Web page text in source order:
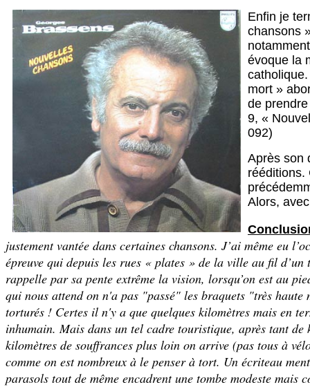
Enfin je
chansons
évoque la
mort »
de
9, «
092)
Après son
rééditions.
Alors,
justement vantée dans certaines chansons. J’ai même eu
épreuve qui depuis les rues « plates » de la ville au fil
rappelle par sa pente extrême la vision, lorsqu’on est au
qui nous attend on n'a pas "passé" les braquets "très
torturés ! Certes il n'y a que quelques kilomètres mais en
inhumain. Mais dans un tel cadre touristique, après tant
kilomètres de souffrances plus loin on arrive (pas tous à
comme on est nombreux à le penser à tort. Un écriteau
parasols tout de même encadrent une tombe modeste